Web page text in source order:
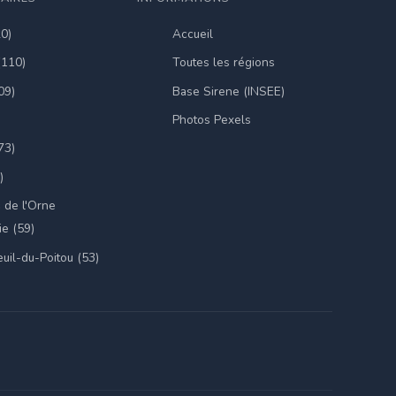
de l'Orne
(59)
du-Poitou (53)
Accueil
Toutes les régions
Base Sirene (INSEE)
Photos Pexels